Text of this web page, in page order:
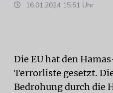
16.01.2024 15:51 Uhr
Die EU hat den
Terrorliste gesetzt.
Bedrohung durch die